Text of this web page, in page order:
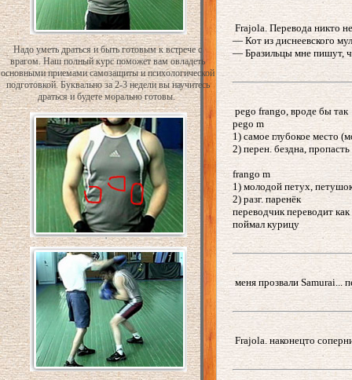
Надо уметь драться и быть готовым к встрече с
врагом. Наш полный курс поможет вам овладеть
основными приемами самозащиты и психологической
подготовкой. Буквально за 2-3 недели вы научитесь
драться и будете морально готовы.
Frajola. Перевода никто
— Кот из диснеевского
— Бразильцы мне пишут,
pego frango, вроде бы так
pego m
1) самое глубокое место
2) перен. бездна, пропасть
frango m
1) молодой петух,
2) разг. паренёк
переводчик переводит как
поймал курицу
меня прозвали Samurai...
Frajola. наконецто